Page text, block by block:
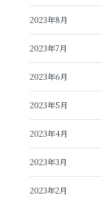
2023年8月
2023年7月
2023年6月
2023年5月
2023年4月
2023年3月
2023年2月